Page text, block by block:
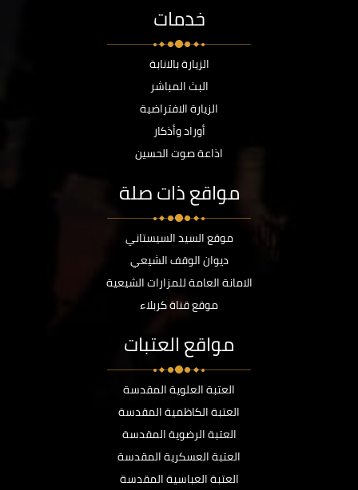
خدمات
الزيارة بالانابة
البث المباشر
الزيارة الافتراضية
أوراد وأذكار
اذاعة صوت الحسين
مواقع ذات صلة
موقع السيد السيستاني
ديوان الوقف الشيعي
الامانة العامة للمزارات الشيعية
موقع قناة كربلاء
مواقع العتبات
العتبة العلوية المقدسة
العتبة الكاظمية المقدسة
العتبة الرضوية المقدسة
العتبة العسكرية المقدسة
العتبة العباسية المقدسة